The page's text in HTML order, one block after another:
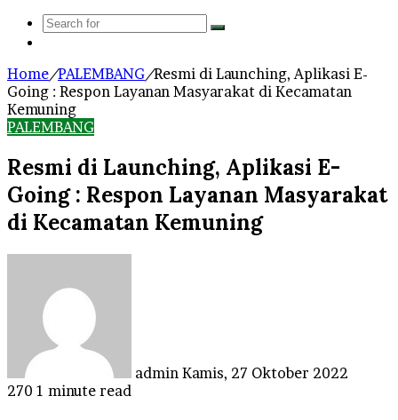
Search
Home/PALEMBANG/Resmi di Launching, Aplikasi E-
Going : Respon Layanan Masyarakat di Kecamatan
Kemuning
PALEMBANG
Resmi di Launching, Aplikasi E-
Going : Respon Layanan Masyarakat
di Kecamatan Kemuning
admin Kamis, 27 Oktober 2022
270 1 minute read